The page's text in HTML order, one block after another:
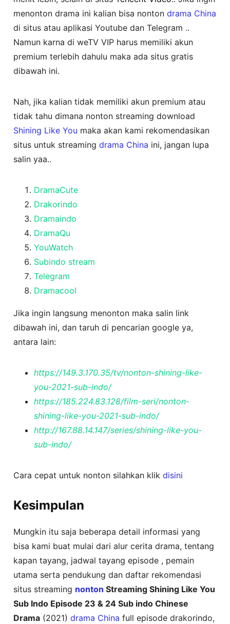
menonton drama ini kalian bisa nontondrama China
di situs atau aplikasi Youtube dan Telegram ..
Namun karna di weTV VIP harus memiliki akun
premium terlebih dahulu maka ada situs gratis
dibawah ini.
Nah, jika kalian tidak memiliki akun premium atau
tidak tahu dimana nonton streaming download
Shining Like You maka akan kami rekomendasikan
situs untuk streamingdrama China ini, jangan lupa
salin yaa..
DramaCute
Drakorindo
Dramaindo
DramaQu
YouWatch
Subindo stream
Telegram
Dramacool
Jika ingin langsung menonton maka salin link
dibawah ini, dan taruh di pencarian google ya,
antara lain:
https://149.3.170.35/tv/nonton-shining-like-
you-2021-sub-indo/
https://185.224.83.128/film-seri/nonton-
shining-like-you-2021-sub-indo/
http://167.88.14.147/series/shining-like-you-
sub-indo/
Cara cepat untuk nonton silahkan klikdisini
Kesimpulan
Mungkin itu saja beberapa detail informasi yang
bisa kami buat mulai dari alur cerita drama, tentang
kapan tayang, jadwal tayang episode , pemain
utama serta pendukung dan daftar rekomendasi
situs streaming nonton Streaming Shining Like You
Sub Indo Episode 23 & 24 Sub indo Chinese
Drama (2021)drama China full episode drakorindo,